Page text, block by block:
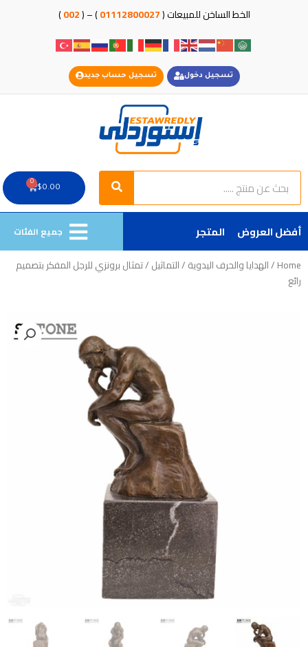
الخط الساخن للمبيعات (01112800027
) – (
002
)
تسجيل دخول تسجيل حساب جديد
Search
Search
$0.00
0
Cart
أفضل العروض المتجر جميع الفئات
Home
/الهدايا والحرف اليدوية /التماثيل / تمثال برونزي للرجل المفكر بتصميم
رائع